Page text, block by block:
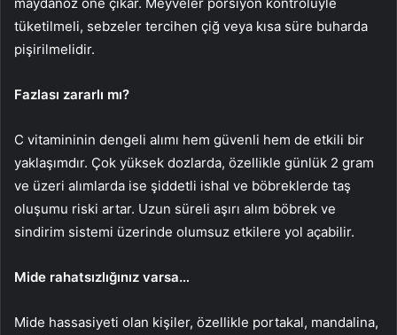
tüketilmeli, sebzeler tercihen çiğ veya kısa süre buharda
pişirilmelidir.
Fazlası zararlı mı?
C vitamininin dengeli alımı hem güvenli hem de etkili bir
yaklaşımdır. Çok yüksek dozlarda, özellikle günlük 2 gram
ve üzeri alımlarda ise şiddetli ishal ve böbreklerde taş
oluşumu riski artar. Uzun süreli aşırı alım böbrek ve
sindirim sistemi üzerinde olumsuz etkilere yol açabilir.
Mide rahatsızlığınız varsa…
Mide hassasiyeti olan kişiler, özellikle portakal, mandalina,